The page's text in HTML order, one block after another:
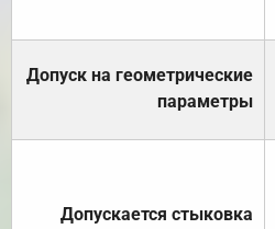
Допуск на геометрические
параметры
Допускается стыковка